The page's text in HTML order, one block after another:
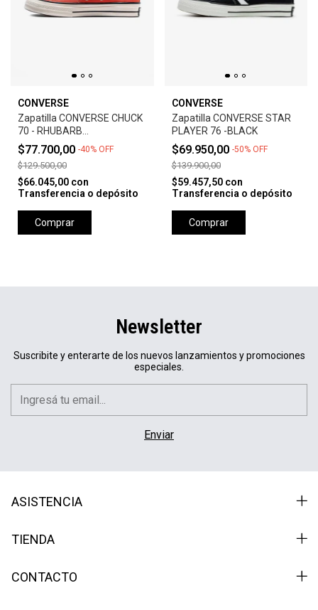
CONVERSE
Zapatilla CONVERSE CHUCK
70 - RHUBARB
PIE/EGRET/BLACK
$77.700,00 -40% OFF
$129.500,00
$66.045,00 con
Transferencia o depósito
Comprar
CONVERSE
Zapatilla CONVERSE STAR
PLAYER 76 -BLACK
$69.950,00 -50% OFF
$139.900,00
$59.457,50 con
Transferencia o depósito
Comprar
Newsletter
Suscribite y enterarte de los nuevos lanzamientos y promociones
especiales.
ASISTENCIA
TIENDA
CONTACTO